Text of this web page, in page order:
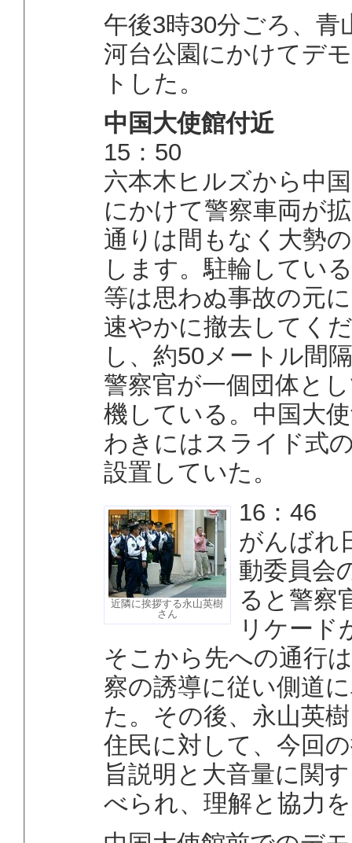
午後3時30分ごろ、青
河台公園にかけてデ
トした。
中国大使館付近
15：50
六本木ヒルズから中
にかけて警察車両が
通りは間もなく大勢
します。駐輪してい
等は思わぬ事故の元
速やかに撤去してく
し、約50メートル間
警察官が一個団体と
機している。中国大
わきにはスライド式
設置していた。
近隣に挨拶する永山英樹
さん
16：46
がんばれ
動委員会
ると警察
リケード
そこから先への通行
察の誘導に従い側道
た。その後、永山英
住民に対して、今回
旨説明と大音量に関
べられ、理解と協力